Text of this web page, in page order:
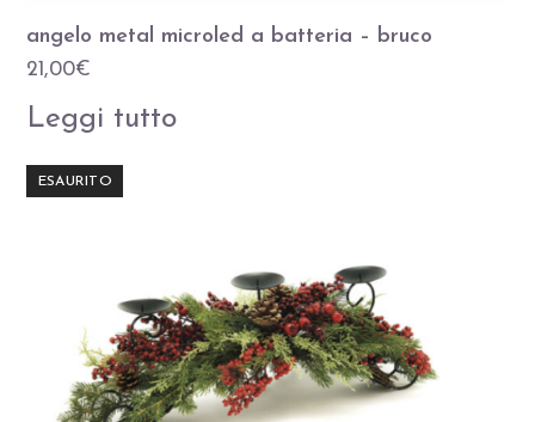
angelo metal microled a batteria – bruco
21,00€
Leggi tutto
ESAURITO